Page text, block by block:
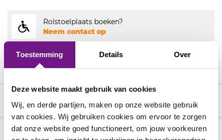
Toestemming Details Over
Deze website maakt gebruik van cookies
Wij, en derde partijen, maken op onze website gebruik
van cookies. Wij gebruiken cookies om ervoor te zorgen
dat onze website goed functioneert, om jouw voorkeuren
Rolstoelplaats boeken?
Neem contact op
Met meer dan 16 personen?
Reserveer hier
Prijzen
1e rang 2e rang 3e rang
Cast & Creatives